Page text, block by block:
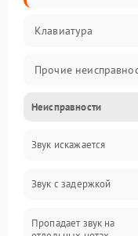
Клавиатура
Прочие
Включение и работа
Управление и
Подключения и
Педали и стойка
Неисправности
Звук искажается
Звук с задержкой
Пропадает звук на